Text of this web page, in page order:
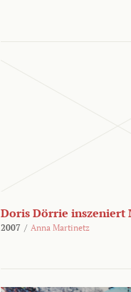
Doris Dörrie inszeniert
2007 / Anna Martinetz